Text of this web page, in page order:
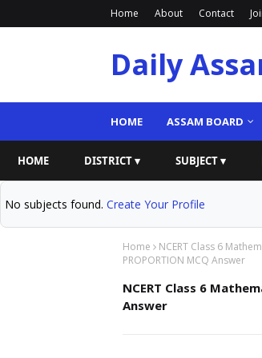
Home About Contact
Daily
HOME ASSAM BOARD
HOME DISTRICT ▾ SUBJECT ▾
No subjects found. Create Your Profile
Home NCERT Class 6
PROPORTION MCQ Answer
NCERT Class 6
Answer